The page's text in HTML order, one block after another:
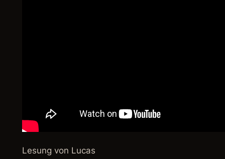
Lesung von Lucas